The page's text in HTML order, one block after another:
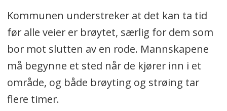
Kommunen understreker at det kan ta tid
før alle veier er brøytet, særlig for dem som
bor mot slutten av en rode. Mannskapene
må begynne et sted når de kjører inn i et
område, og både brøyting og strøing tar
flere timer.